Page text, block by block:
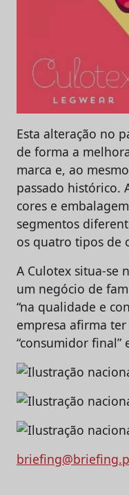
Esta alteração no
de forma a
marca e, ao
passado histórico.
cores e
segmentos
os quatro tipos de
A Culotex situa-se
um negócio de
“na qualidade e
empresa afirma
“consumidor final”